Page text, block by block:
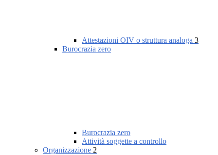
Attestazioni OIV o struttura analoga 3
Burocrazia zero
Burocrazia zero
Attività soggette a controllo
Organizzazione 2